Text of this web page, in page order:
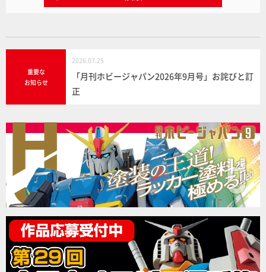
重要な
お知らせ
2026.07.25
「月刊ホビージャパン2026年9月号」お詫びと訂
正